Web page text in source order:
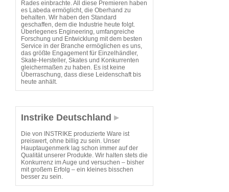
Rades einbrachte. All diese Premieren haben
es Labeda ermöglicht, die Oberhand zu
behalten. Wir haben den Standard
geschaffen, dem die Industrie heute folgt.
Überlegenes Engineering, umfangreiche
Forschung und Entwicklung mit dem besten
Service in der Branche ermöglichen es uns,
das größte Engagement für Einzelhändler,
Skate-Hersteller, Skates und Konkurrenten
gleichermaßen zu haben. Es ist keine
Überraschung, dass diese Leidenschaft bis
heute anhält.
Instrike Deutschland
Die von INSTRIKE produzierte Ware ist
preiswert, ohne billig zu sein. Unser
Hauptaugenmerk lag schon immer auf der
Qualität unserer Produkte. Wir halten stets die
Konkurrenz im Auge und versuchen – bisher
mit großem Erfolg – ein kleines bisschen
besser zu sein.